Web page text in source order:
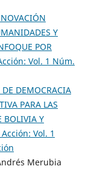
Y
POR
Vol. 1 Núm.
DEMOCRACIA
PARA LAS
BOLIVIA Y
Vol. 1
Merubia